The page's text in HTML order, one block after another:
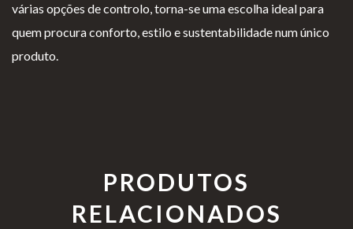
várias opções de controlo, torna-se uma escolha ideal para
quem procura conforto, estilo e sustentabilidade num único
produto.
PRODUTOS
RELACIONADOS